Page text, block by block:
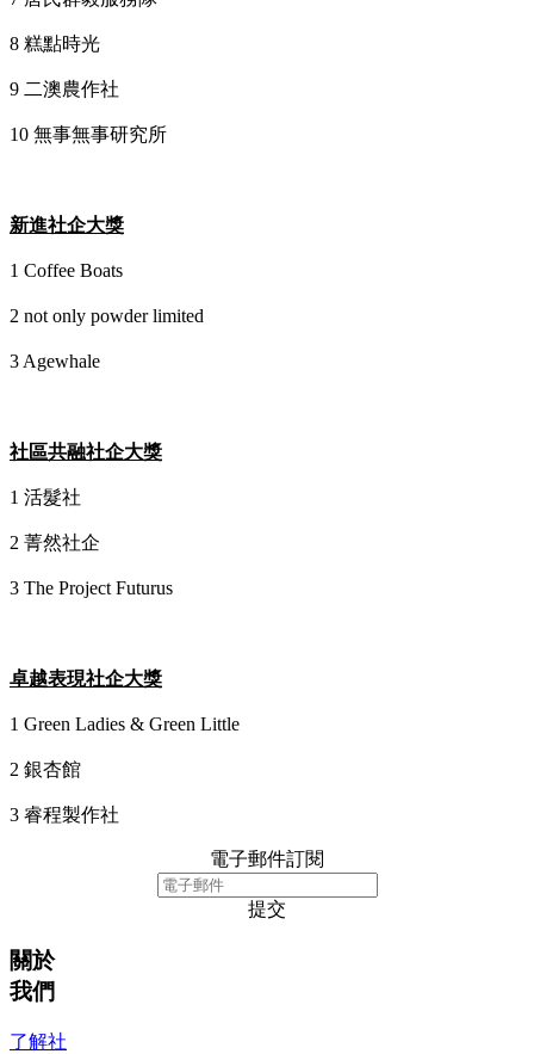
8 糕點時光
9 二澳農作社
10 無事無事研究所
新進社企大獎
1 Coffee Boats
2 not only powder limited
3 Agewhale
社區共融社企大獎
1 活髮社
2 菁然社企
3 The Project Futurus
卓越表現社企大獎
1 Green Ladies & Green Little
2 銀杏館
3 睿程製作社
電子郵件訂閱
提交
關於
我們
了解社